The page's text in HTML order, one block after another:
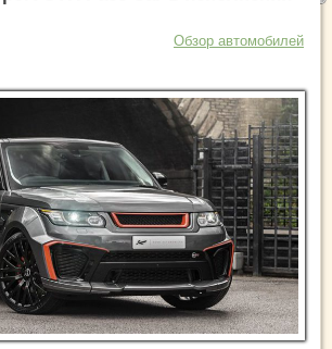
Обзор автомобилей